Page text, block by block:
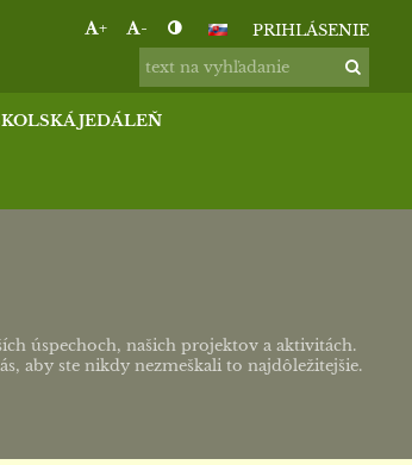
+ - PRIHLÁSENIE
JEDÁLEŇ
úspechoch, našich projektov a aktivitách.
aby ste nikdy nezmeškali to najdôležitejšie.